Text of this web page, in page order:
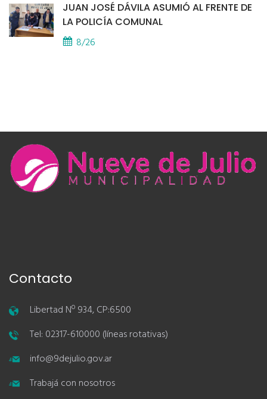
JUAN JOSÉ DÁVILA ASUMIÓ AL FRENTE DE
LA POLICÍA COMUNAL
8/26
Contacto
Libertad Nº 934, CP:6500
Tel: 02317-610000 (líneas rotativas)
info@9dejulio.gov.ar
Trabajá con nosotros